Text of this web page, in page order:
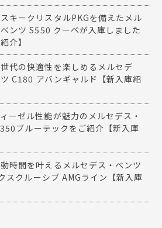
キークリスタルPKGを備えたメル
ンツ S550 クーペが入庫しました
介】
代の快適性を楽しめるメルセデ
C180 アバンギャルド【新入庫紹
ーゼル性能が魅力のメルセデス・
ブルーテックをご紹介【新入庫
時間を叶えるメルセデス・ベンツ
スクルーシブ AMGライン【新入庫